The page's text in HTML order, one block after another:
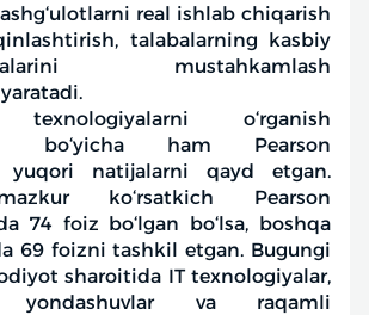
real ishlab chiqarish
talabalarning kasbiy
mustahkamlash
texnologiyalarni o‘rganish
bo‘yicha ham Pearson
yuqori natijalarni qayd etgan.
ko‘rsatkich Pearson
74 foiz bo‘lgan bo‘lsa, boshqa
69 foizni tashkil etgan. Bugungi
sharoitida IT texnologiyalar,
yondashuvlar va raqamli